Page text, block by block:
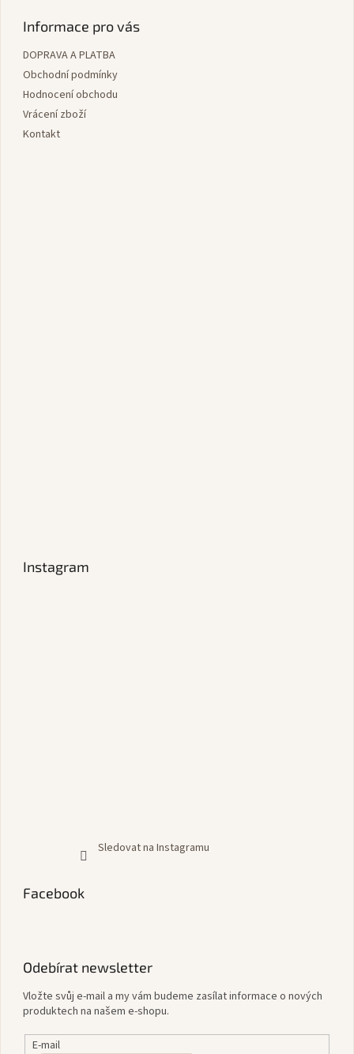
Informace pro vás
DOPRAVA A PLATBA
Obchodní podmínky
Hodnocení obchodu
Vrácení zboží
Kontakt
Instagram
Sledovat na Instagramu
Facebook
Odebírat newsletter
Vložte svůj e-mail a my vám budeme zasílat informace o nových
produktech na našem e-shopu.
E-mail